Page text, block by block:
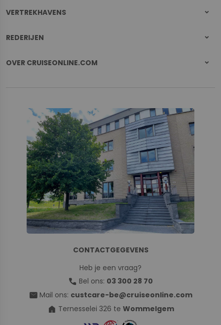
VERTREKHAVENS
REDERIJEN
OVER CRUISEONLINE.COM
CONTACTGEGEVENS
Heb je een vraag?
call Bel ons: 03 300 28 70
mail Mail ons: custcare-be@cruiseonline.com
home Ternesselei 326 te Wommelgem